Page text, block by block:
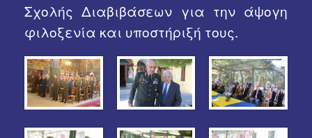
Σχολής Διαβιβάσεων για την άψογη
φιλοξενία και υποστήριξή τους.